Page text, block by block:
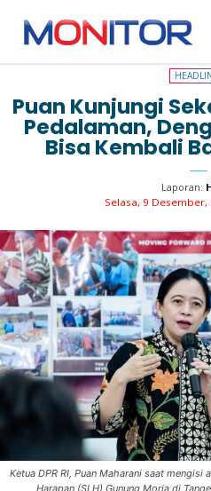
HEADLINE
Puan Kunjungi
Pedalaman,
Bisa Kembali
Laporan:
Selasa, 9 Desember,
Ketua DPR RI, Puan Maharani saat mengisi